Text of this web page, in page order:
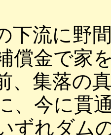
下流に野
償金で家
、集落の
、今に貫
ずれダム